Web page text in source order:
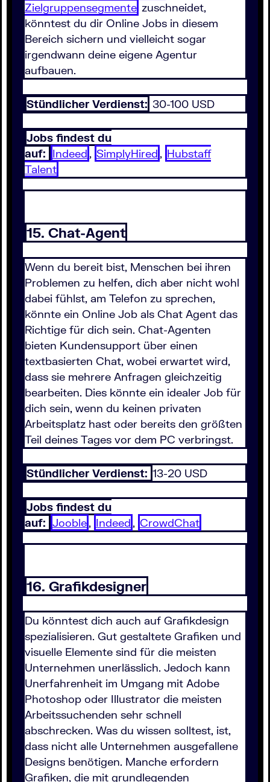
Zielgruppensegmente zuschneidet,
könntest du dir Online Jobs in diesem
Bereich sichern und vielleicht sogar
irgendwann deine eigene Agentur
aufbauen.
Stündlicher Verdienst: 30-100 USD
Jobs findest du
auf: Indeed , SimplyHired , Hubstaff
Talent
15. Chat-Agent
Wenn du bereit bist, Menschen bei ihren
Problemen zu helfen, dich aber nicht wohl
dabei fühlst, am Telefon zu sprechen,
könnte ein Online Job als Chat Agent das
Richtige für dich sein. Chat-Agenten
bieten Kundensupport über einen
textbasierten Chat, wobei erwartet wird,
dass sie mehrere Anfragen gleichzeitig
bearbeiten. Dies könnte ein idealer Job für
dich sein, wenn du keinen privaten
Arbeitsplatz hast oder bereits den größten
Teil deines Tages vor dem PC verbringst.
Stündlicher Verdienst: 13-20 USD
Jobs findest du
auf: Jooble, Indeed , CrowdChat
16. Grafikdesigner
Du könntest dich auch auf Grafikdesign
spezialisieren. Gut gestaltete Grafiken und
visuelle Elemente sind für die meisten
Unternehmen unerlässlich. Jedoch kann
Unerfahrenheit im Umgang mit Adobe
Photoshop oder Illustrator die meisten
Arbeitssuchenden sehr schnell
abschrecken. Was du wissen solltest, ist,
dass nicht alle Unternehmen ausgefallene
Designs benötigen. Manche erfordern
Grafiken, die mit grundlegenden